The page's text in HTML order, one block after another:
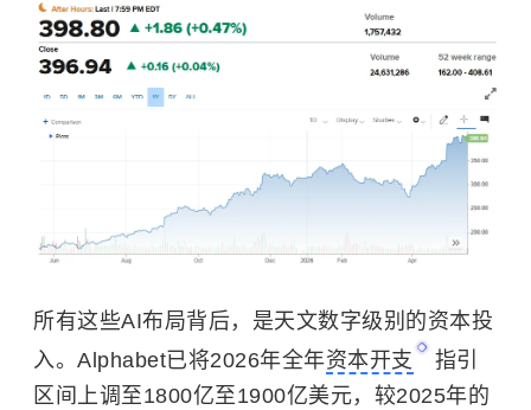
所有这些AI布局背后，是天文数字级别的资本投
入。Alphabet已将2026年全年资本开支
指引
区间上调至1800亿至1900亿美元，较2025年的